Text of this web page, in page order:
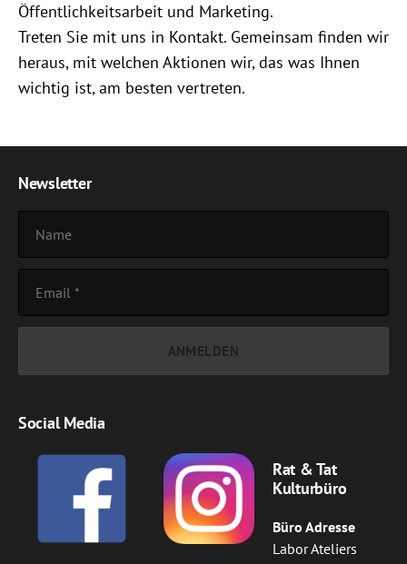
Öffentlichkeitsarbeit und Marketing.
Treten Sie mit uns in Kontakt. Gemeinsam finden wir
heraus, mit welchen Aktionen wir, das was Ihnen
wichtig ist, am besten vertreten.
Newsletter
Social Media
Rat & Tat
Kulturbüro
Büro Adresse
Labor Ateliers